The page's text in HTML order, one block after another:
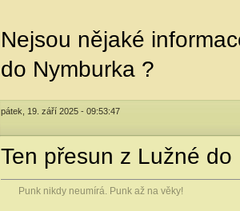
Nejsou nějaké
do Nymburka ?
pátek, 19. září 2025 - 09:53:47
Ten přesun z Lužné
Punk nikdy neumírá. Punk až na věky!